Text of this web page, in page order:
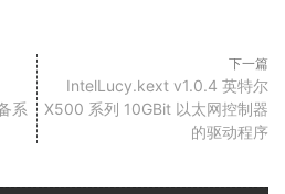
系
下一篇
IntelLucy.kext v1.0.4 英特尔
X500 系列 10GBit 以太网控制器
的驱动程序